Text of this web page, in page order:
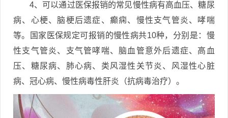
4、可以通过医保报销的常见慢性病有高血压、糖尿
病、心梗、脑梗后遗症、癫痫、慢性支气管炎、哮喘
等。国家医保规定可报销的慢性病共10种，分别是：慢
性支气管炎、支气管哮喘、脑血管意外后遗症、高血
压、糖尿病、肺心病、类风湿性关节炎、风湿性心脏
病、冠心病、慢性病毒性肝炎（抗病毒治疗）。